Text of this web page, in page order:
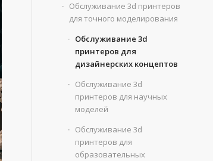
Обслуживание 3d принтеров
для точного моделирования
Обслуживание 3d
принтеров для
дизайнерских концептов
Обслуживание 3d
принтеров для научных
моделей
Обслуживание 3d
принтеров для
образовательных